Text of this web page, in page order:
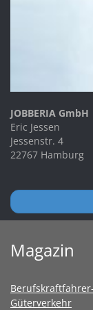
JOBBERIA GmbH
Eric Jessen
Jessenstr. 4
22767 Hamburg
Magazin
Güterverkehr